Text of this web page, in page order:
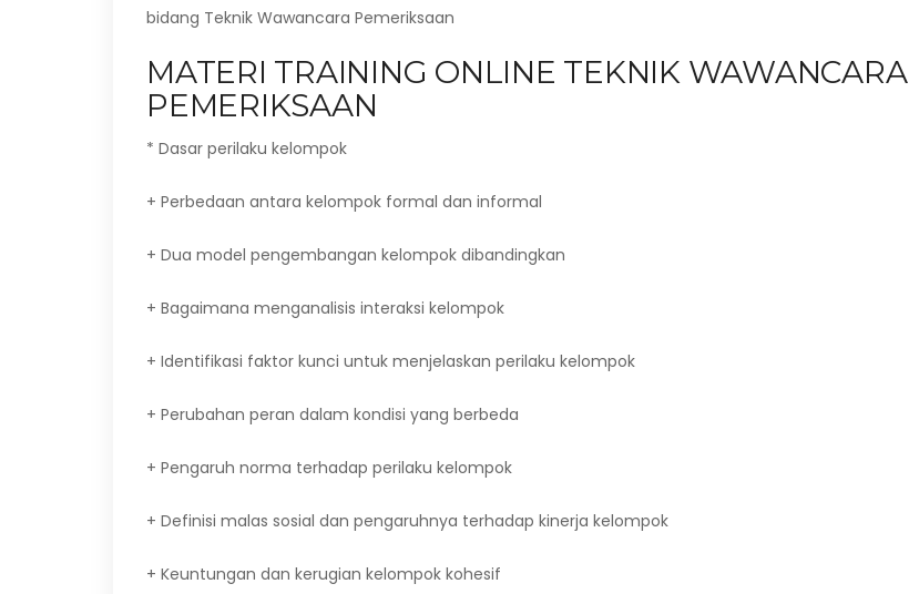
bidang Teknik Wawancara Pemeriksaan
MATERI TRAINING ONLINE TEKNIK WAWANCARA
PEMERIKSAAN
* Dasar perilaku kelompok
+ Perbedaan antara kelompok formal dan informal
+ Dua model pengembangan kelompok dibandingkan
+ Bagaimana menganalisis interaksi kelompok
+ Identifikasi faktor kunci untuk menjelaskan perilaku kelompok
+ Perubahan peran dalam kondisi yang berbeda
+ Pengaruh norma terhadap perilaku kelompok
+ Definisi malas sosial dan pengaruhnya terhadap kinerja kelompok
+ Keuntungan dan kerugian kelompok kohesif